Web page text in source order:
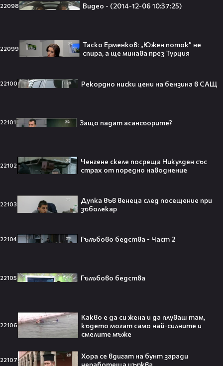
22098 Видео - (2014-12-06 10:37:25)
22099
Таско Ерменков: „Южен поток” не
спира, а ще минава през Турция
22100 Рекордно ниски цени на бензина в САЩ
22101 Защо падат асансьорите?
22102
Ченгене скеле посреща Никулден със
страх от поредно наводнение
22103
Дупка във венеца след посещение при
зъболекар
22104 Гълъбово бедства - Част 2
22105 Гълъбово бедства
22106
Какво е да си жена и да плуваш там,
където могат само най-силните и
смелите мъже
22107
Хора се вдигат на бунт заради
неработеща църква
Любов или скандал? Карди Би и
Плати ли FIFA милиони на
IShowSpeed?! Истината зад
получава PC версията която
чакахме🎮🤩
усещането за „Одисея“ на
Кристофър Нолан🤩🎮
футбол заедно с Мадона, Шакира
и BTS!⚽🤩